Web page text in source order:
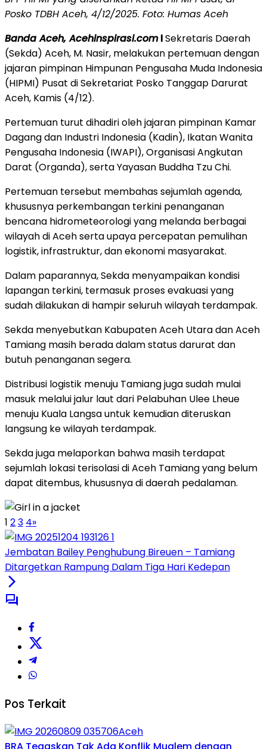
Posko TDBH Aceh, 4/12/2025. Foto: Humas Aceh
Banda Aceh, Acehinspirasi.comlSekretaris Daerah
(Sekda) Aceh, M. Nasir, melakukan pertemuan dengan
jajaran pimpinan Himpunan Pengusaha Muda Indonesia
(HIPMI) Pusat di Sekretariat Posko Tanggap Darurat
Aceh, Kamis (4/12).
Pertemuan turut dihadiri oleh jajaran pimpinan Kamar
Dagang dan Industri Indonesia (Kadin), Ikatan Wanita
Pengusaha Indonesia (IWAPI), Organisasi Angkutan
Darat (Organda), serta Yayasan Buddha Tzu Chi.
Pertemuan tersebut membahas sejumlah agenda,
khususnya perkembangan terkini penanganan
bencana hidrometeorologi yang melanda berbagai
wilayah di Aceh serta upaya percepatan pemulihan
logistik, infrastruktur, dan ekonomi masyarakat.
Dalam paparannya, Sekda menyampaikan kondisi
lapangan terkini, termasuk proses evakuasi yang
sudah dilakukan di hampir seluruh wilayah terdampak.
Sekda menyebutkan Kabupaten Aceh Utara dan Aceh
Tamiang masih berada dalam status darurat dan
butuh penanganan segera.
Distribusi logistik menuju Tamiang juga sudah mulai
masuk melalui jalur laut dari Pelabuhan Ulee Lheue
menuju Kuala Langsa untuk kemudian diteruskan
langsung ke wilayah terdampak.
Sekda juga melaporkan bahwa masih terdapat
sejumlah lokasi terisolasi di Aceh Tamiang yang belum
dapat ditembus, khususnya di daerah pedalaman.
1 23 4»
Jembatan Bailey Penghubung Bireuen – Tamiang
Ditargetkan Rampung Dalam Tiga Hari Kedepan
Pos Terkait
Aceh
BRA Tegaskan Tak Ada Konflik Mualem dengan